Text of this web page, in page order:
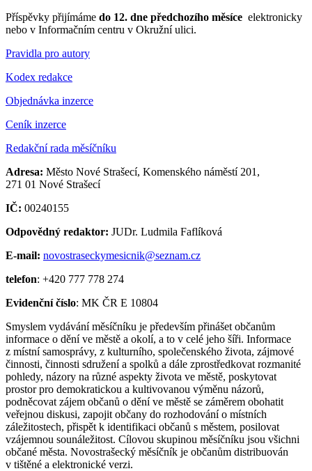
Příspěvky přijímáme do 12. dne předchozího měsíce elektronicky
nebo v Informačním centru v Okružní ulici.
Pravidla pro autory
Kodex redakce
Objednávka inzerce
Ceník inzerce
Redakční rada měsíčníku
Adresa: Město Nové Strašecí, Komenského náměstí 201,
271 01 Nové Strašecí
IČ: 00240155
Odpovědný redaktor: JUDr. Ludmila Faflíková
E-mail: novostraseckymesicnik@seznam.cz
telefon: +420 777 778 274
Evidenční číslo: MK ČR E 10804
Smyslem vydávání měsíčníku je především přinášet občanům
informace o dění ve městě a okolí, a to v celé jeho šíři. Informace
z místní samosprávy, z kulturního, společenského života, zájmové
činnosti, činnosti sdružení a spolků a dále zprostředkovat rozmanité
pohledy, názory na různé aspekty života ve městě, poskytovat
prostor pro demokratickou a kultivovanou výměnu názorů,
podněcovat zájem občanů o dění ve městě se záměrem obohatit
veřejnou diskusi, zapojit občany do rozhodování o místních
záležitostech, přispět k identifikaci občanů s městem, posilovat
vzájemnou sounáležitost. Cílovou skupinou měsíčníku jsou všichni
občané města. Novostrašecký měsíčník je občanům distribuován
v tištěné a elektronické verzi.